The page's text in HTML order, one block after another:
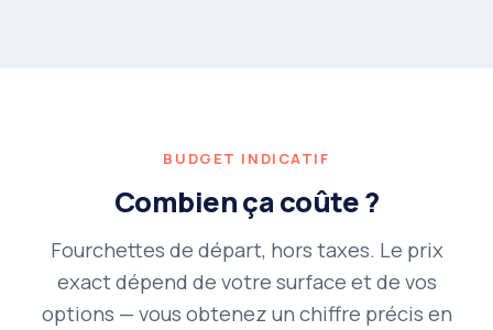
BUDGET INDICATIF
Combien ça coûte ?
Fourchettes de départ, hors taxes. Le prix
exact dépend de votre surface et de vos
options — vous obtenez un chiffre précis en